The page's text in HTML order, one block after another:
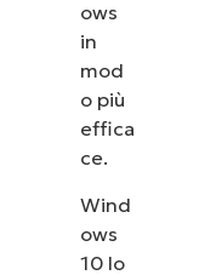
ows
in
mod
o più
effica
ce.
Wind
ows
10 lo